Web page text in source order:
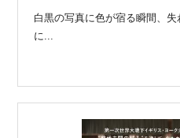
白黒の写真に色が宿る瞬間、
に...